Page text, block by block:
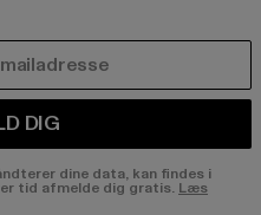
DIG
dine data, kan findes i
tid afmelde dig gratis. Læs